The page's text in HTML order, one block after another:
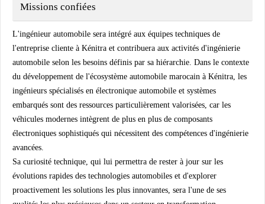
Missions confiées
L'ingénieur automobile sera intégré aux équipes techniques de
l'entreprise cliente à Kénitra et contribuera aux activités d'ingénierie
automobile selon les besoins définis par sa hiérarchie. Dans le contexte
du développement de l'écosystème automobile marocain à Kénitra, les
ingénieurs spécialisés en électronique automobile et systèmes
embarqués sont des ressources particulièrement valorisées, car les
véhicules modernes intègrent de plus en plus de composants
électroniques sophistiqués qui nécessitent des compétences d'ingénierie
avancées.
Sa curiosité technique, qui lui permettra de rester à jour sur les
évolutions rapides des technologies automobiles et d'explorer
proactivement les solutions les plus innovantes, sera l'une de ses